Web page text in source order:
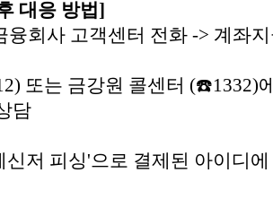
대응 방법]
융회사 고객센터 전화 -> 계좌
또는 금강원 콜센터 (☎️1332)
담
신저 피싱'으로 결제된 아이디